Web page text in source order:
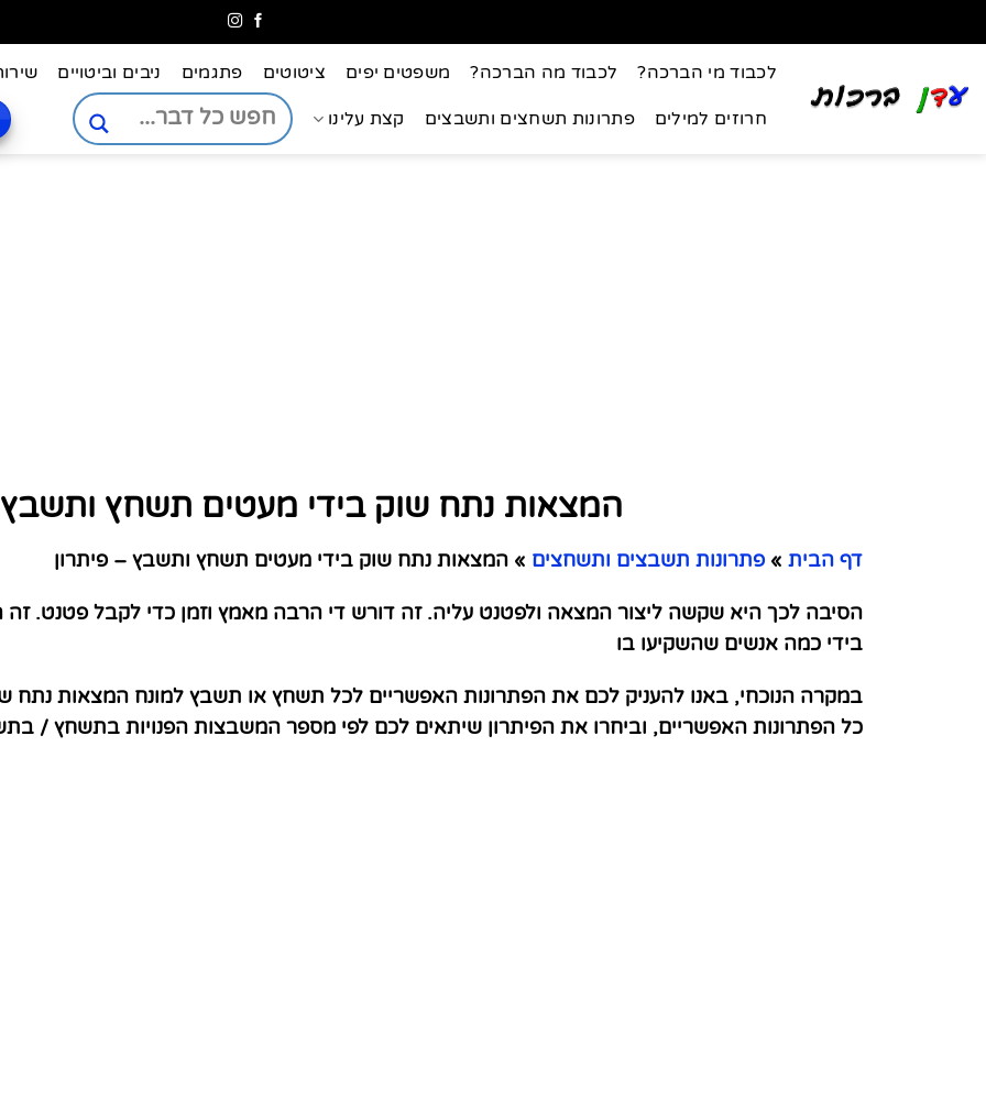
לכבוד מי הברכה? לכבוד מה הברכה? משפטים יפים ציטוטים פתגמים ניבים וביטויים
חרוזים למילים פתרונות תשחצים ותשבצים קצת עלינו
המצאות נתח שוק בידי מעטים תשחץ ותשבץ
דף הבית » פתרונות תשבצים ותשחצים » המצאות נתח שוק בידי מעטים תשחץ ותשבץ – פיתרון
הסיבה לכך היא שקשה ליצור המצאה ולפטנט עליה. זה דורש די הרבה מאמץ וזמן כדי לקבל פטנט.
בידי כמה אנשים שהשקיעו בו
במקרה הנוכחי, באנו להעניק לכם את הפתרונות האפשריים לכל תשחץ או תשבץ למונח המצאות נתח
כל הפתרונות האפשריים, וביחרו את הפיתרון שיתאים לכם לפי מספר המשבצות הפנויות בתשחץ /